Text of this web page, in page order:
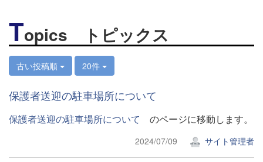
Topics トピックス
古い投稿順 20件
保護者送迎の駐車場所について
保護者送迎の駐車場所について のページに移動します。
2024/07/09 サイト管理者